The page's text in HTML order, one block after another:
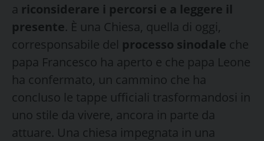
a riconsiderare i percorsi e a leggere il
presente. È una Chiesa, quella di oggi,
corresponsabile del processo sinodale che
papa Francesco ha aperto e che papa Leone
ha confermato, un cammino che ha
concluso le tappe ufficiali trasformandosi in
uno stile da vivere, ancora in parte da
attuare. Una chiesa impegnata in una